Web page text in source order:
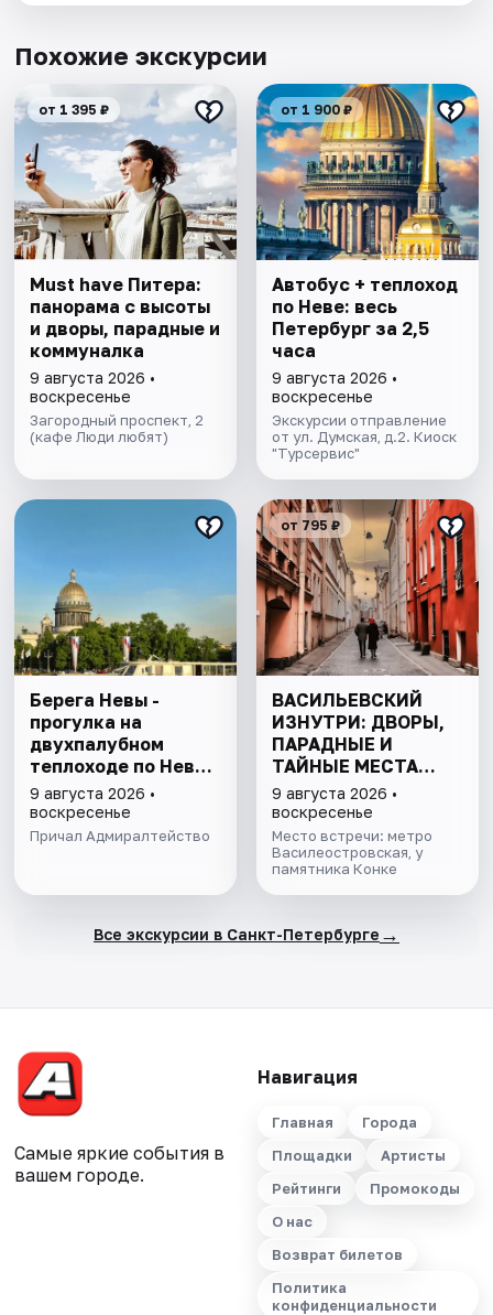
Похожие экскурсии
от 1 395 ₽
Must have Питера:
панорама с высоты
и дворы, парадные и
коммуналка
9 августа 2026 •
воскресенье
Загородный проспект, 2
(кафе Люди любят)
от 1 900 ₽
Автобус + теплоход
по Неве: весь
Петербург за 2,5
часа
9 августа 2026 •
воскресенье
Экскурсии отправление
от ул. Думская, д.2. Киоск
"Турсервис"
Берега Невы -
прогулка на
двухпалубном
теплоходе по Неве
с подходом к
Финскому заливу
9 августа 2026 •
воскресенье
Причал Адмиралтейство
от 795 ₽
ВАСИЛЬЕВСКИЙ
ИЗНУТРИ: ДВОРЫ,
ПАРАДНЫЕ И
ТАЙНЫЕ МЕСТА
ОСТРОВА
9 августа 2026 •
воскресенье
Место встречи: метро
Василеостровская, у
памятника Конке
Все экскурсии в Санкт-Петербурге →
Самые яркие события в
вашем городе.
Навигация
Главная
Города
Площадки
Артисты
Рейтинги
Промокоды
О нас
Возврат билетов
Политика
конфиденциальности